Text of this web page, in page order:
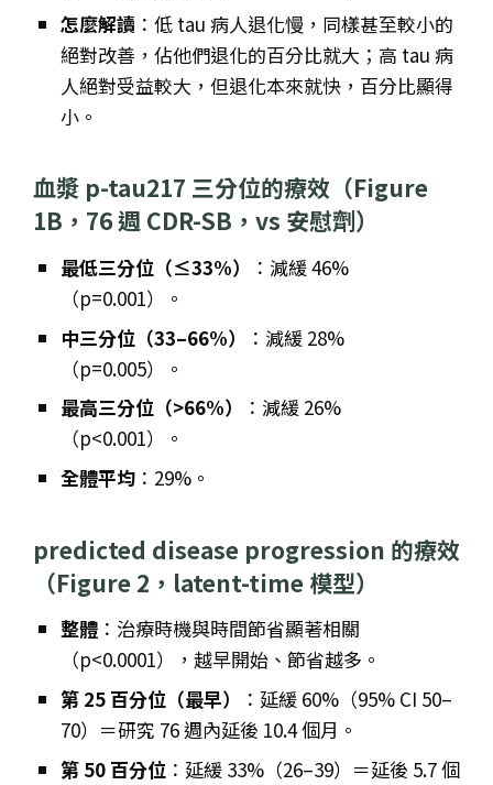
怎麼解讀 ：低 tau 病人退化慢，同樣甚至較小的
絕對改善，佔他們退化的百分比就大；高 tau 病
人絕對受益較大，但退化本來就快，百分比顯得
小。
血漿 p-tau217 三分位的療效（Figure
1B，76 週 CDR-SB，vs 安慰劑）
最低三分位（≤33%）
：減緩 46%
（p=0.001）。
中三分位（33–66%）
：減緩 28%
（p=0.005）。
最高三分位（>66%）
：減緩 26%
（p<0.001）。
全體平均 ：29%。
predicted disease progression 的療效
（Figure 2，latent-time 模型）
整體 ：治療時機與時間節省顯著相關
（p<0.0001），越早開始、節省越多。
第 25 百分位（最早）
：延緩 60%（95% CI 50–
70）＝研究 76 週內延後 10.4 個月。
第 50 百分位 ：延緩 33%（26–39）＝延後 5.7 個